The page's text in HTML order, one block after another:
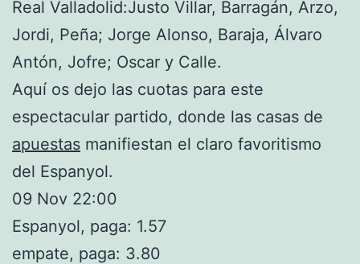
Real Valladolid:Justo Villar, Barragán, Arzo,
Jordi, Peña; Jorge Alonso, Baraja, Álvaro
Antón, Jofre; Oscar y Calle.
Aquí os dejo las cuotas para este
espectacular partido, donde las casas de
apuestas manifiestan el claro favoritismo
del Espanyol.
09 Nov 22:00
Espanyol, paga: 1.57
empate, paga: 3.80